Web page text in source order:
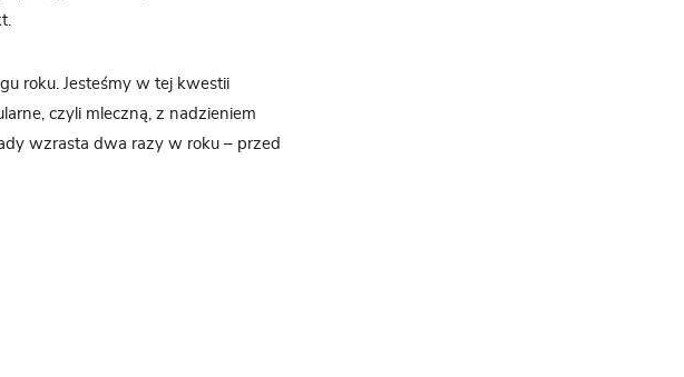
roku. Jesteśmy w tej kwestii
czyli mleczną, z nadzieniem
wzrasta dwa razy w roku – przed